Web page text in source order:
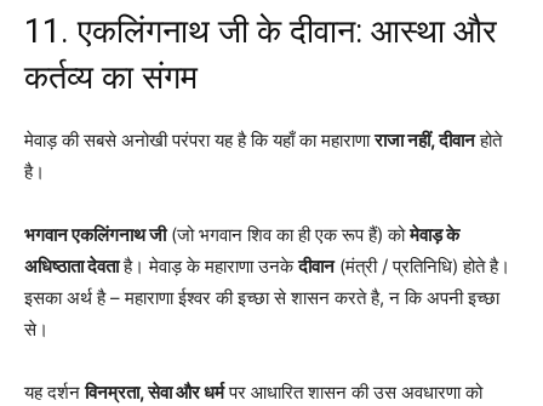
11. एकलिंगनाथ जी के दीवान: आस्था और
कर्तव्य का संगम
मेवाड़ की सबसे अनोखी परंपरा यह है कि यहाँ का महाराणाराजा नहीं, दीवानहोते
है।
भगवान एकलिंगनाथ जी(जो भगवान शिव का ही एक रूप हैं) कोमेवाड़ के
अधिष्ठाता देवताहै। मेवाड़ के महाराणा उनकेदीवान(मंत्री / प्रतिनिधि) होते है।
इसका अर्थ है – महाराणा ईश्वर की इच्छा से शासन करते है, न कि अपनी इच्छा
से।
यह दर्शनविनम्रता, सेवा और धर्मपर आधारित शासन की उस अवधारणा को